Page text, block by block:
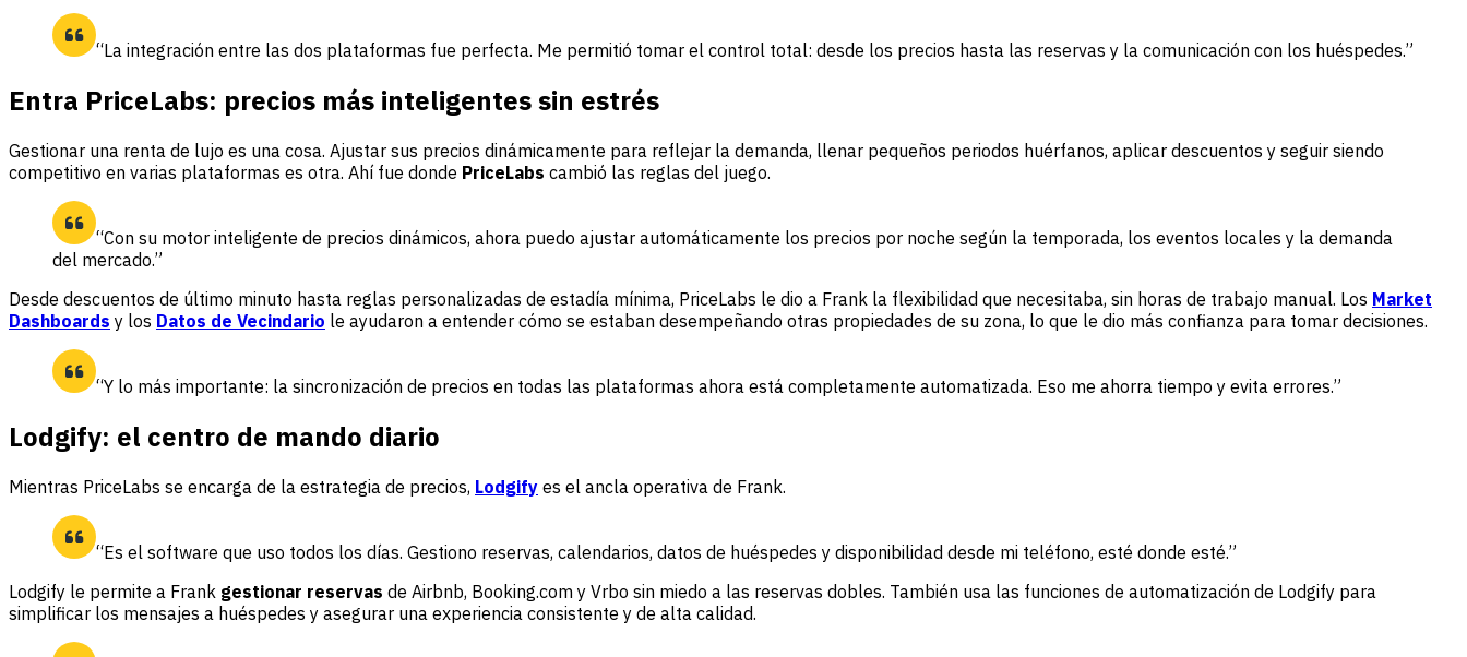
“La integración entre las dos plataformas fue perfecta. Me permitió tomar el control total: desde los precios hasta las reservas y la comunicación con los huéspedes.”
Entra PriceLabs: precios más inteligentes sin estrés
Gestionar una renta de lujo es una cosa. Ajustar sus precios dinámicamente para reflejar la demanda, llenar pequeños periodos huérfanos, aplicar descuentos y seguir siendo
competitivo en varias plataformas es otra. Ahí fue donde PriceLabs cambió las reglas del juego.
“Con su motor inteligente de precios dinámicos, ahora puedo ajustar automáticamente los precios por noche según la temporada, los eventos locales y la demanda
del mercado.”
Desde descuentos de último minuto hasta reglas personalizadas de estadía mínima, PriceLabs le dio a Frank la flexibilidad que necesitaba, sin horas de trabajo manual. Los Market
Dashboards y los Datos de Vecindario le ayudaron a entender cómo se estaban desempeñando otras propiedades de su zona, lo que le dio más confianza para tomar decisiones.
“Y lo más importante: la sincronización de precios en todas las plataformas ahora está completamente automatizada. Eso me ahorra tiempo y evita errores.”
Lodgify: el centro de mando diario
Mientras PriceLabs se encarga de la estrategia de precios, Lodgify es el ancla operativa de Frank.
“Es el software que uso todos los días. Gestiono reservas, calendarios, datos de huéspedes y disponibilidad desde mi teléfono, esté donde esté.”
Lodgify le permite a Frank gestionar reservas de Airbnb, Booking.com y Vrbo sin miedo a las reservas dobles. También usa las funciones de automatización de Lodgify para
simplificar los mensajes a huéspedes y asegurar una experiencia consistente y de alta calidad.